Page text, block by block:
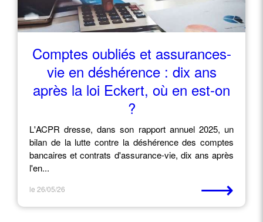
Comptes oubliés et assurances-
vie en déshérence : dix ans
après la loi Eckert, où en est-on
?
L'ACPR dresse, dans son rapport annuel 2025, un
bilan de la lutte contre la déshérence des comptes
bancaires et contrats d'assurance-vie, dix ans après
l'en...
le 26/05/26 ⟶